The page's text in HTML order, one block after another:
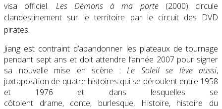
visa officiel. Les Démons à ma porte(2000) circule
clandestinement sur le territoire par le circuit des DVD
pirates.
Jiang est contraint d’abandonner les plateaux de tournage
pendant sept ans et doit attendre l’année 2007 pour signer
sa nouvelle mise en scène : Le Soleil se lève aussi,
juxtaposition de quatre histoires qui se déroulent entre 1958
et 1976 et dans lesquelles se
côtoient drame, conte, burlesque, Histoire, histoire du